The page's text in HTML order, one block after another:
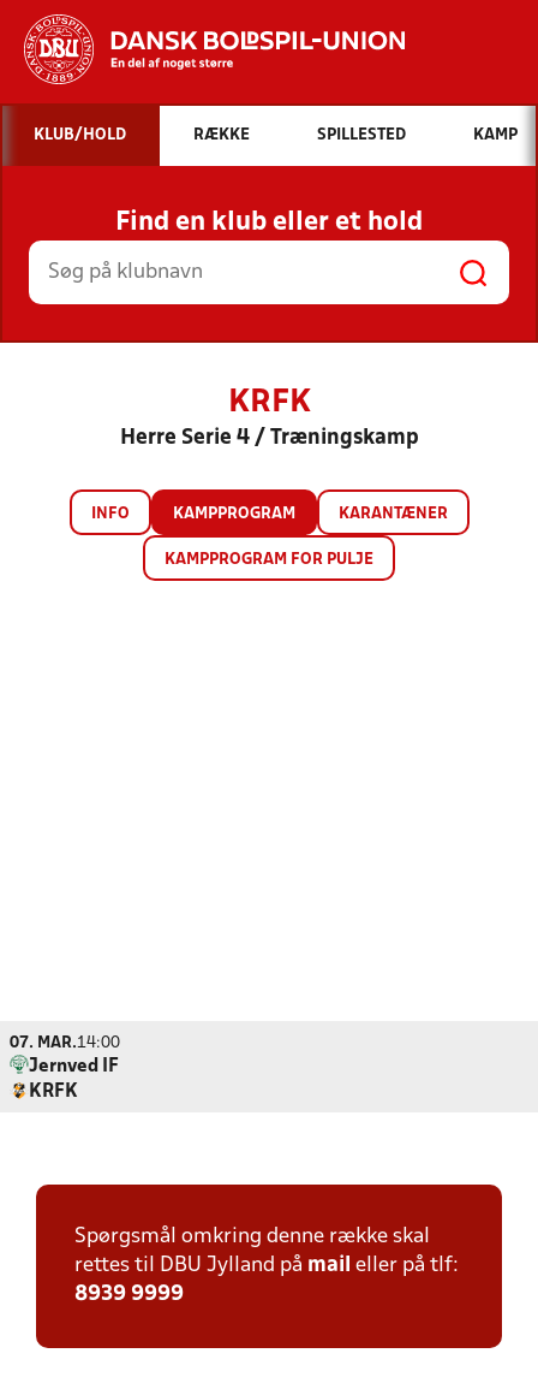
Hvad vil du søge efter?
INDHOLD OG NYHEDER
STILLINGER, RESULTATER, KLUBBER OG
HOLD
KLUB/HOLD RÆKKE SPILLESTED KAMP
Find en klub eller et hold
KRFK
Herre Serie 4 / Træningskamp
INFO KAMPPROGRAM KARANTÆNER
KAMPPROGRAM FOR PULJE
07. MAR.14:00
Jernved IF
KRFK
Spørgsmål omkring denne række skal
rettes til DBU Jylland på mail eller på tlf:
8939 9999